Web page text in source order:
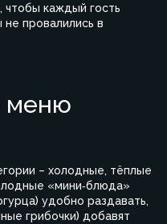
чтобы каждый гость
не провалились в
меню
– холодные, тёплые
«мини‑блюда»
удобно раздавать,
грибочки) добавят